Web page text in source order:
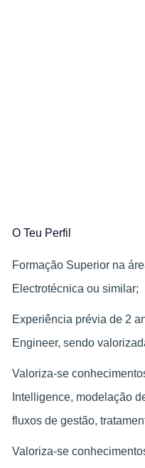
O Teu Perfil
Formação Superior na
Electrotécnica ou similar;
Experiência prévia de 2
Engineer, sendo
Valoriza-se
Intelligence, modelação
fluxos de gestão,
Valoriza-se